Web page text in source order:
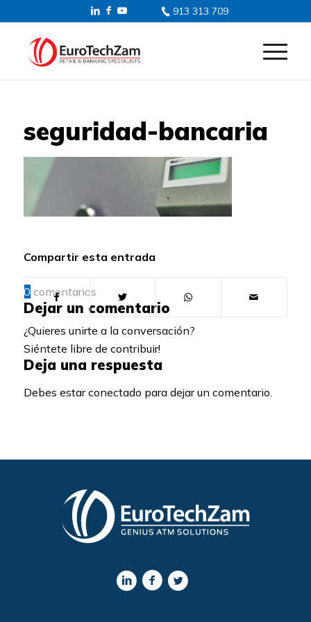
913 313 709
seguridad-bancaria
Compartir esta entrada
0 comentarios
Dejar un comentario
¿Quieres unirte a la conversación?
Siéntete libre de contribuir!
Deja una respuesta
Debes estar conectado para dejar un comentario.